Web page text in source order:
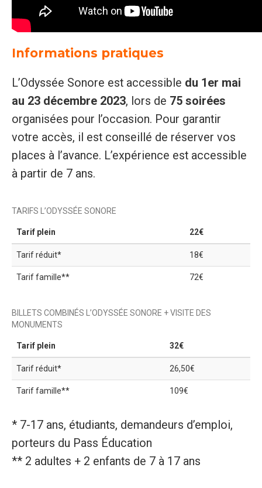
Informations pratiques
L’Odyssée Sonore est accessible du 1er mai
au 23 décembre 2023, lors de 75 soirées
organisées pour l’occasion. Pour garantir
votre accès, il est conseillé de réserver vos
places à l’avance. L’expérience est accessible
à partir de 7 ans.
TARIFS L’ODYSSÉE SONORE
Tarif plein 22€
Tarif réduit* 18€
Tarif famille** 72€
BILLETS COMBINÉS L’ODYSSÉE SONORE + VISITE DES
MONUMENTS
Tarif plein 32€
Tarif réduit* 26,50€
Tarif famille** 109€
* 7-17 ans, étudiants, demandeurs d’emploi,
porteurs du Pass Éducation
** 2 adultes + 2 enfants de 7 à 17 ans